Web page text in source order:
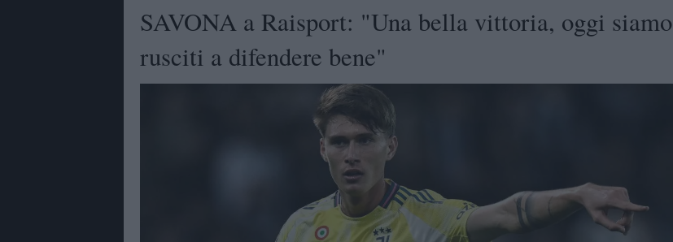
SAVONA a Raisport: "Una bella vittoria, oggi siamo
rusciti a difendere bene"